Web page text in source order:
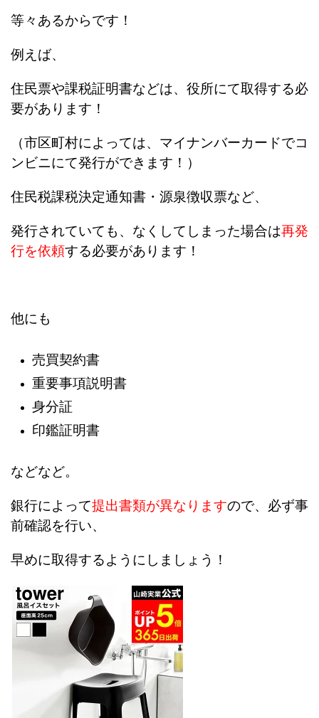
等々あるからです！
例えば、
住民票や課税証明書などは、役所にて取得する必
要があります！
（市区町村によっては、マイナンバーカードでコ
ンビニにて発行ができます！）
住民税課税決定通知書・源泉徴収票など、
発行されていても、なくしてしまった場合は再発
行を依頼する必要があります！
他にも
売買契約書
重要事項説明書
身分証
印鑑証明書
などなど。
銀行によって提出書類が異なりますので、必ず事
前確認を行い、
早めに取得するようにしましょう！